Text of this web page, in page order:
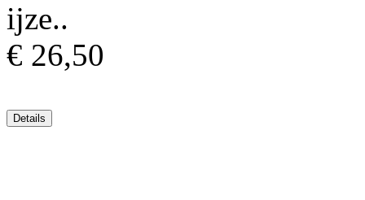
ijze..
€ 26,50